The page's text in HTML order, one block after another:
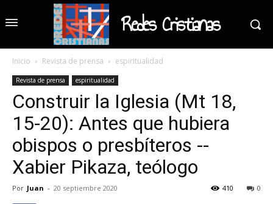
Redes Cristianas
Inicio Revista de prensa espiritualidad
Revista de prensa espiritualidad
Construir la Iglesia (Mt 18,
15-20): Antes que hubiera
obispos o presbíteros --
Xabier Pikaza, teólogo
Por Juan - 20 septiembre 2020 0
410